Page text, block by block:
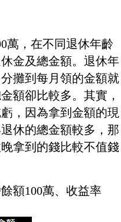
萬，在不同退休年齡
金及總金額。退休年
攤到每月領的金額就
額卻比較多。其實，
，因為拿到金額的現
休的總金額較多，那
拿到的錢比較不值錢
額100萬、收益率